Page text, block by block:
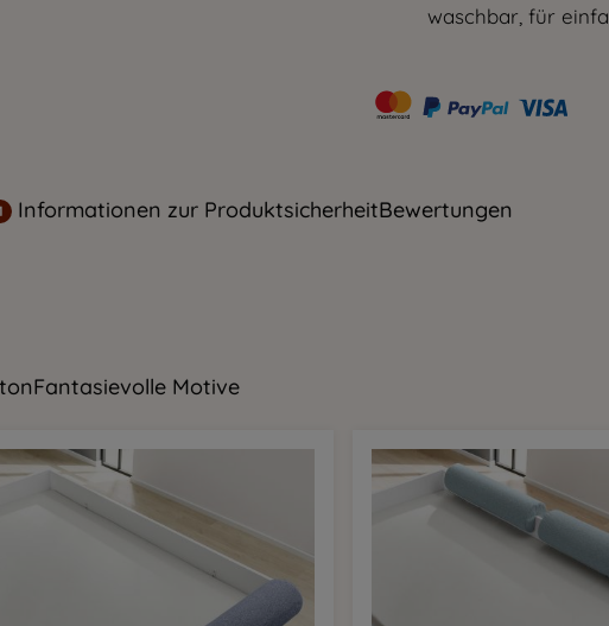
waschbar, für
Informationen zur ProduktsicherheitBewertungen
Fantasievolle Motive